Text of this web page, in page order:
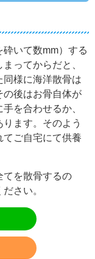
いて数mm）する
ってからだと、
同様に海洋散骨は
の後はお骨自体が
を合わせるか、
ます。そのよう
てご自宅にて供養
てを散骨するの
さい。